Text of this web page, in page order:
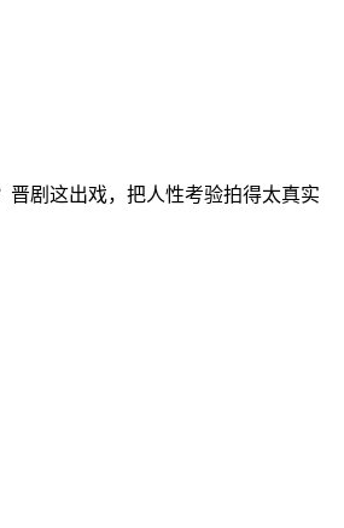
晋剧这出戏，把人性考验拍得太真实